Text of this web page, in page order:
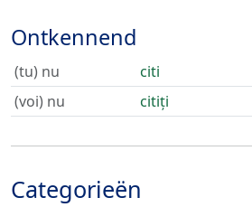
Ontkennend
(tu) nu
citi
(voi) nu
citiți
Categorieën